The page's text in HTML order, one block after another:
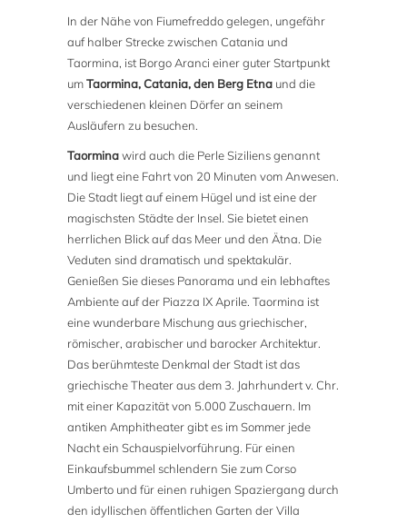
In der Nähe von Fiumefreddo gelegen, ungefähr
auf halber Strecke zwischen Catania und
Taormina, ist Borgo Aranci einer guter Startpunkt
umTaormina, Catania, den Berg Etna und die
verschiedenen kleinen Dörfer an seinem
Ausläufern zu besuchen.
Taorminawird auch die Perle Siziliens genannt
und liegt eine Fahrt von 20 Minuten vom Anwesen.
Die Stadt liegt auf einem Hügel und ist eine der
magischsten Städte der Insel. Sie bietet einen
herrlichen Blick auf das Meer und den Ätna. Die
Veduten sind dramatisch und spektakulär.
Genießen Sie dieses Panorama und ein lebhaftes
Ambiente auf der Piazza IX Aprile. Taormina ist
eine wunderbare Mischung aus griechischer,
römischer, arabischer und barocker Architektur.
Das berühmteste Denkmal der Stadt ist das
griechische Theater aus dem 3. Jahrhundert v. Chr.
mit einer Kapazität von 5.000 Zuschauern. Im
antiken Amphitheater gibt es im Sommer jede
Nacht ein Schauspielvorführung. Für einen
Einkaufsbummel schlendern Sie zum Corso
Umberto und für einen ruhigen Spaziergang durch
den idyllischen öffentlichen Garten der Villa